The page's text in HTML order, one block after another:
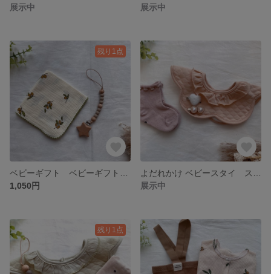
展示中
展示中
残り1点
1,050円
展示中
残り1点